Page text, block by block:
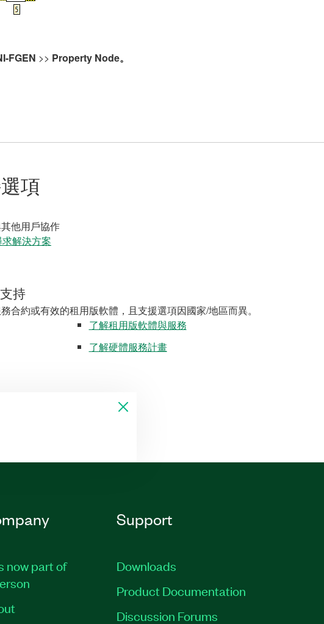
FGEN >> Property Node。
項
他用戶協作
解決方案
持
合約或有效的租用版軟體，且支援選項因國家/地區而異。
了解租用版軟體與服務
了解硬體服務計畫
now part of
Support
Downloads
Product Documentation
Discussion Forums